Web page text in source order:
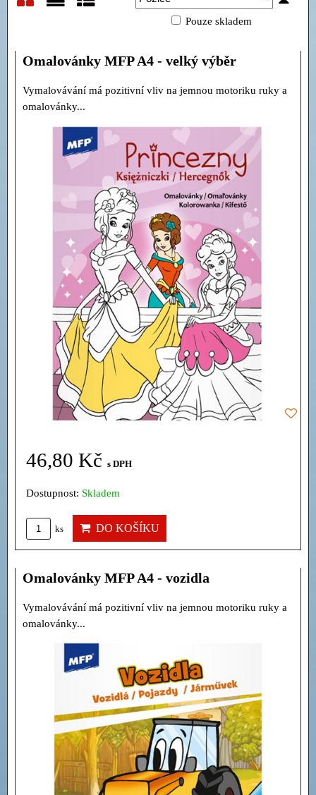
Pouze skladem
Omalovánky MFP A4 - velký výběr
Vymalovávání má pozitivní vliv na jemnou motoriku ruky a
omalovánky...
46,80 Kč s DPH
Dostupnost: Skladem
ks DO KOŠÍKU
Omalovánky MFP A4 - vozidla
Vymalovávání má pozitivní vliv na jemnou motoriku ruky a
omalovánky...